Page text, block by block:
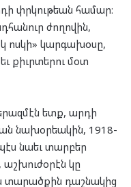
փրկութեան համար։
ժողովին,
ոսկի» կարգախօսը,
քիւրտերու մօտ
ետք, արդի
նախօրեակին, 1918-
նաեւ տարբեր
կը
տարածքին դաշնակից